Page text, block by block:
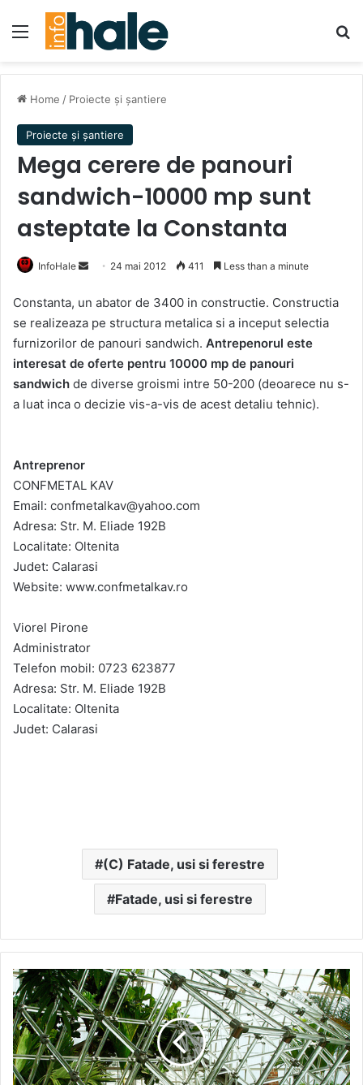
Menu
Home / Proiecte și șantiere
Proiecte și șantiere
Mega cerere de panouri
sandwich-10000 mp sunt
asteptate la Constanta
InfoHale
Send
email
24 mai 2012 411 Less than a minute
Constanta, un abator de 3400 in constructie. Constructia
se realizeaza pe structura metalica si a inceput selectia
furnizorilor de panouri sandwich. Antrepenorul este
interesat de oferte pentru 10000 mp de panouri
sandwich de diverse groismi intre 50-200 (deoarece nu s-
a luat inca o decizie vis-a-vis de acest detaliu tehnic).
Antreprenor
CONFMETAL KAV
Email: confmetalkav@yahoo.com
Adresa: Str. M. Eliade 192B
Localitate: Oltenita
Judet: Calarasi
Website: www.confmetalkav.ro
Viorel Pirone
Administrator
Telefon mobil: 0723 623877
Adresa: Str. M. Eliade 192B
Localitate: Oltenita
Judet: Calarasi
(C) Fatade, usi si ferestre
Fatade, usi si ferestre
6
hale
de
productie
in
Giurgiu-
constructia